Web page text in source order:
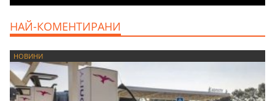
НАЙ-КОМЕНТИРАНИ
НОВИНИ